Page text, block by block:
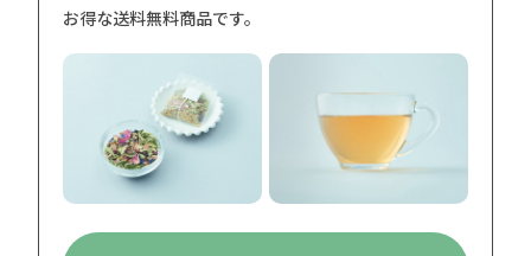
お得な送料無料商品です。